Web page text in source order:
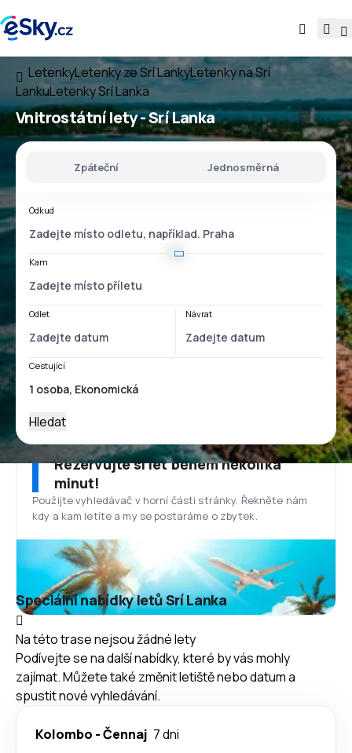
LetenkyLetenky ze Srí LankyLetenky na Srí
LankuLetenky Srí Lanka
Vnitrostátní lety -Srí Lanka
Zpáteční Jednosměrná
Odkud
Kam
Odlet Návrat
Cestující
Hledat
Rezervujte si let během několika
minut!
Použijte vyhledávač v horní části stránky. Řekněte nám
kdy a kam letíte a my se postaráme o zbytek.
Speciální nabídky letů Srí Lanka
Na této trase nejsou žádné lety
Podívejte se na další nabídky, které by vás mohly
zajímat. Můžete také změnit letiště nebo datum a
spustit nové vyhledávání.
Kolombo -Čennaj 7 dni